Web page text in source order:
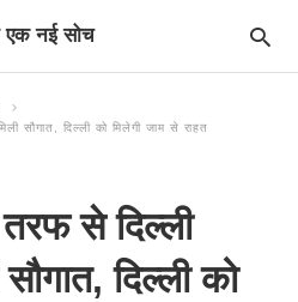
एक नई सोच
सौगात, दिल्ली को मिलेगी जाम से राहत
से दिल्ली
दिल्ली को